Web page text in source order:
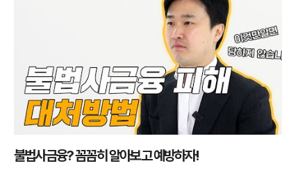
불법사금융? 꼼꼼히 알아보고 예방하자!